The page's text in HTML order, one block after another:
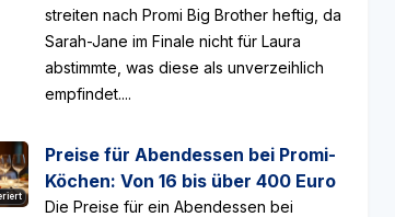
streiten nach Promi Big Brother heftig, da
Sarah-Jane im Finale nicht für Laura
abstimmte, was diese als unverzeihlich
empfindet....
Preise für Abendessen bei Promi-
Köchen: Von 16 bis über 400 Euro
Die Preise für ein Abendessen bei